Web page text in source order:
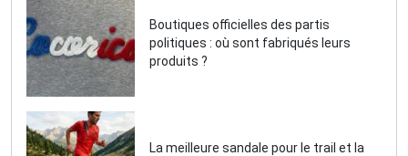
Boutiques officielles des partis
politiques : où sont fabriqués leurs
produits ?
La meilleure sandale pour le trail et la